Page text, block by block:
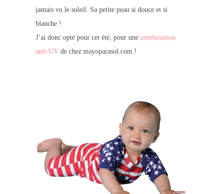
jamais vu le soleil. Sa petite peau si douce et si
blanche !
J’ai donc opté pour cet été, pour une combinaison
anti-UVde chez mayoparasol.com !